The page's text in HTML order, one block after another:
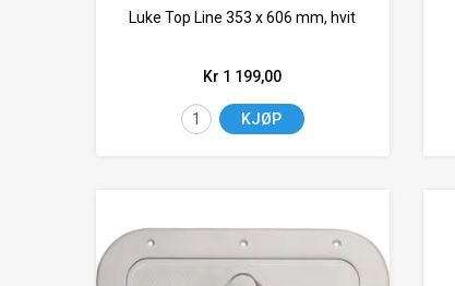
Luke Top Line 353 x 606 mm, hvit
Kr 1 199,00
KJØP